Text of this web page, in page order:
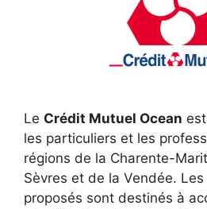
Le Crédit Mutuel Ocean
les particuliers et les
régions de la Charente-
Sèvres et de la Vendée.
proposés sont destinés à